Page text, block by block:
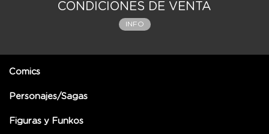
CONDICIONES DE VENTA
INFO
Comics
Personajes/Sagas
Figuras y Funkos